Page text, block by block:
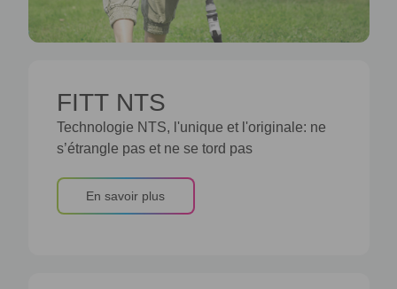
FITT NTS
Technologie NTS, l'unique et l'originale: ne
s’étrangle pas et ne se tord pas
En savoir plus